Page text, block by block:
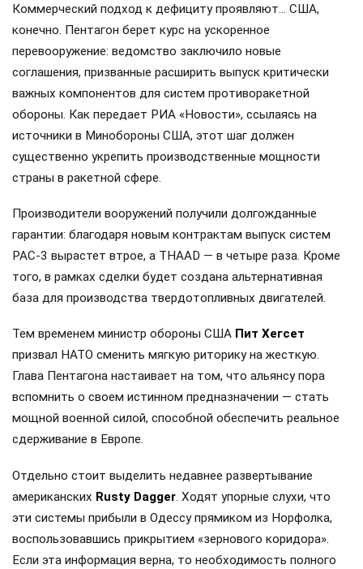
Коммерческий подход к дефициту проявляют… США,
конечно. Пентагон берет курс на ускоренное
перевооружение: ведомство заключило новые
соглашения, призванные расширить выпуск критически
важных компонентов для систем противоракетной
обороны. Как передает РИА «Новости», ссылаясь на
источники в Минобороны США, этот шаг должен
существенно укрепить производственные мощности
страны в ракетной сфере.
Производители вооружений получили долгожданные
гарантии: благодаря новым контрактам выпуск систем
PAC-3 вырастет втрое, а THAAD — в четыре раза. Кроме
того, в рамках сделки будет создана альтернативная
база для производства твердотопливных двигателей.
Тем временем министр обороны США Пит Хегсет
призвал НАТО сменить мягкую риторику на жесткую.
Глава Пентагона настаивает на том, что альянсу пора
вспомнить о своем истинном предназначении — стать
мощной военной силой, способной обеспечить реальное
сдерживание в Европе.
Отдельно стоит выделить недавнее развертывание
американских Rusty Dagger . Ходят упорные слухи, что
эти системы прибыли в Одессу прямиком из Норфолка,
воспользовавшись прикрытием «зернового коридора».
Если эта информация верна, то необходимость полного